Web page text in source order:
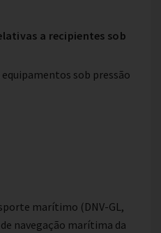
a recipientes sob
sob pressão
marítimo (DNV-GL,
navegação marítima da